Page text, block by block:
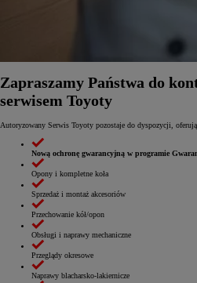
Zapraszamy Państwa do
serwisem Toyoty
Autoryzowany Serwis Toyoty pozostaje do dyspozycji,
Nową ochronę gwarancyjną w programie
Opony i kompletne koła
Sprzedaż i montaż akcesoriów
Przechowanie kół/opon
Obsługi i naprawy mechaniczne
Przeglądy okresowe
Naprawy blacharsko-lakiernicze